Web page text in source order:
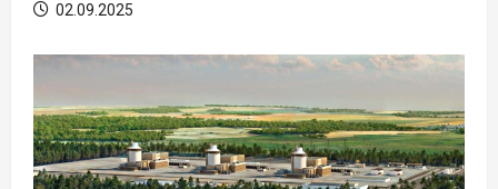
02.09.2025